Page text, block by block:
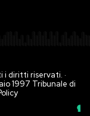
i diritti riservati. ·
1997 Tribunale di